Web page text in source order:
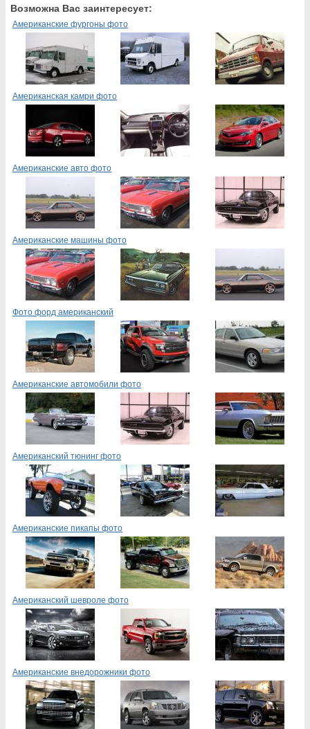
Возможна Вас заинтересует:
Американские фургоны фото
Американская камри фото
Американские авто фото
Американские машины фото
Фото форд американский
Американские автомобили фото
Американский тюнинг фото
Американские пикапы фото
Американский шевроле фото
Американские внедорожники фото